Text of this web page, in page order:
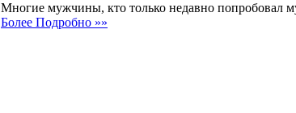
Многие мужчины, кто только недавно попробовал
Более Подробно »»